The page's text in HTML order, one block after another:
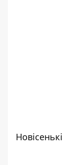
Новісенькі